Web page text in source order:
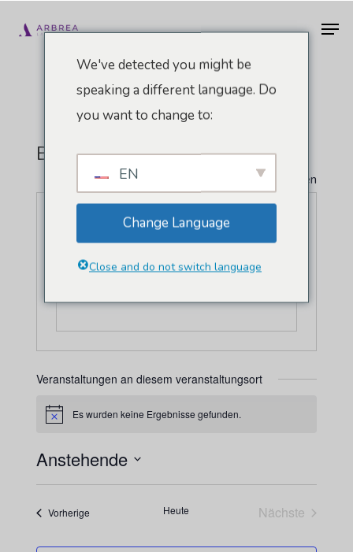
Hauptinhalt
Boston, USA
" Alle Veranstaltungen
Veranstaltungen an diesem veranstaltungsort
HinweisEs wurden keine Ergebnisse gefunden.
Anstehende
Datum
wählen.
Vorherige Heute
Nächste
We've detected you might be
speaking a different language. Do
you want to change to:
EN
Change Language
Close and do not switch language